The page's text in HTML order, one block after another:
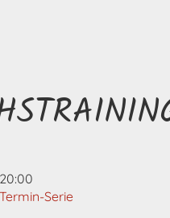
Termin-Serie